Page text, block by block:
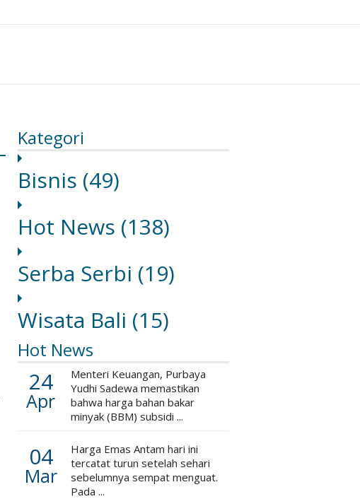
Kategori
Bisnis (49)
Hot News (138)
Serba Serbi (19)
Wisata Bali (15)
Hot News
24
Apr
Menteri Keuangan, Purbaya
Yudhi Sadewa memastikan
bahwa harga bahan bakar
minyak (BBM) subsidi ...
04
Mar
Harga Emas Antam hari ini
tercatat turun setelah sehari
sebelumnya sempat menguat.
Pada ...